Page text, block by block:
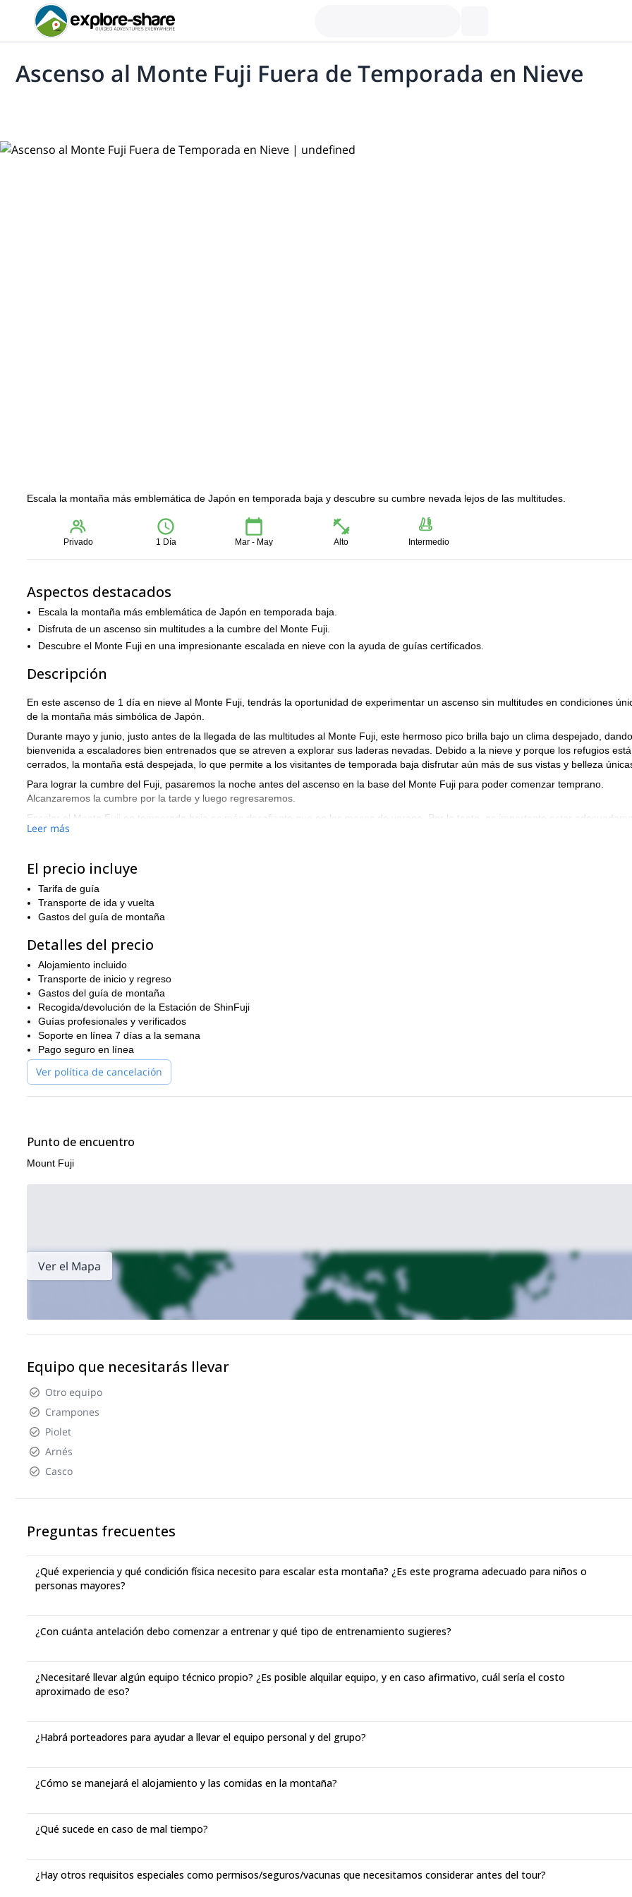
Ascenso al Monte Fuji Fuera de Temporada en Nieve
Escala la montaña más emblemática de Japón en temporada baja y descubre su cumbre nevada lejos de las multitudes.
Privado 1 Día Mar - May Alto Intermedio
Aspectos destacados
Escala la montaña más emblemática de Japón en temporada baja.
Disfruta de un ascenso sin multitudes a la cumbre del Monte Fuji.
Descubre el Monte Fuji en una impresionante escalada en nieve con la ayuda de guías certificados.
Descripción
En este ascenso de 1 día en nieve al Monte Fuji, tendrás la oportunidad de experimentar un ascenso sin multitudes en condiciones
de la montaña más simbólica de Japón.
Durante mayo y junio, justo antes de la llegada de las multitudes al Monte Fuji, este hermoso pico brilla bajo un clima despejado,
bienvenida a escaladores bien entrenados que se atreven a explorar sus laderas nevadas. Debido a la nieve y porque los refugios
cerrados, la montaña está despejada, lo que permite a los visitantes de temporada baja disfrutar aún más de sus vistas y belleza
Para lograr la cumbre del Fuji, pasaremos la noche antes del ascenso en la base del Monte Fuji para poder comenzar temprano.
Alcanzaremos la cumbre por la tarde y luego regresaremos.
Escalar el Monte Fuji en temporada baja es más desafiante que en los meses de verano. Por lo tanto, es importante estar
entrenado y contar con un guía certificado que pueda evaluar la ruta y las condiciones. ¡Los premios bien valen el esfuerzo!
enviarnos una solicitud para comenzar a planificar esta experiencia juntos! ¡Esperamos guiarte!
Leer más
El precio incluye
Tarifa de guía
Transporte de ida y vuelta
Gastos del guía de montaña
Detalles del precio
Alojamiento incluido
Transporte de inicio y regreso
Gastos del guía de montaña
Recogida/devolución de la Estación de ShinFuji
Guías profesionales y verificados
Soporte en línea 7 días a la semana
Pago seguro en línea
Ver política de cancelación
Punto de encuentro
Mount Fuji
Ver el Mapa
Equipo que necesitarás llevar
Otro equipo
Crampones
Piolet
Arnés
Casco
Preguntas frecuentes
¿Qué experiencia y qué condición física necesito para escalar esta montaña? ¿Es este programa adecuado para niños o
personas mayores?
¿Con cuánta antelación debo comenzar a entrenar y qué tipo de entrenamiento sugieres?
¿Necesitaré llevar algún equipo técnico propio? ¿Es posible alquilar equipo, y en caso afirmativo, cuál sería el costo
aproximado de eso?
¿Habrá porteadores para ayudar a llevar el equipo personal y del grupo?
¿Cómo se manejará el alojamiento y las comidas en la montaña?
¿Qué sucede en caso de mal tiempo?
¿Hay otros requisitos especiales como permisos/seguros/vacunas que necesitamos considerar antes del tour?